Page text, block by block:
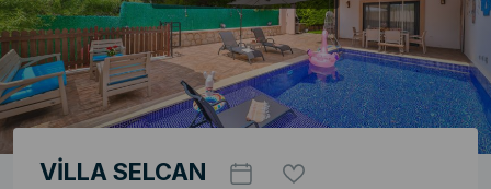
VİLLA SELCAN